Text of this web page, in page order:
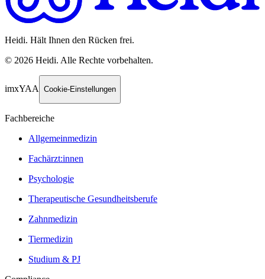
Heidi. Hält Ihnen den Rücken frei.
© 2026 Heidi. Alle Rechte vorbehalten.
imxYAA Cookie-Einstellungen
Fachbereiche
Allgemeinmedizin
Fachärzt:innen
Psychologie
Therapeutische Gesundheitsberufe
Zahnmedizin
Tiermedizin
Studium & PJ